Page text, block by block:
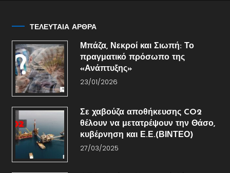
ΤΕΛΕΥΤΑΙΑ ΑΡΘΡΑ
Μπάζα, Νεκροί και Σιωπή: Το
πραγματικό πρόσωπο της
«Ανάπτυξης»
23/01/2026
Σε χαβούζα αποθήκευσης CO2
θέλουν να μετατρέψουν την Θάσο,
κυβέρνηση και Ε.Ε.(ΒΙΝΤΕΟ)
27/03/2025